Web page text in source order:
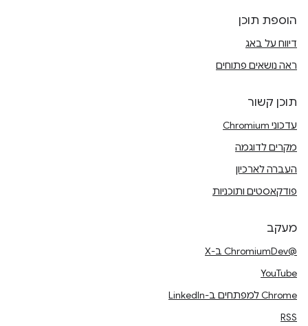
הוספת תוכן
דיווח על באג
ראה נושאים פתוחים
תוכן קשור
עדכוני Chromium
מקרים לדוגמה
העברה לארכיון
פודקאסטים ותוכניות
מעקב
@ChromiumDev ב-X
YouTube
Chrome למפתחים ב-LinkedIn
RSS